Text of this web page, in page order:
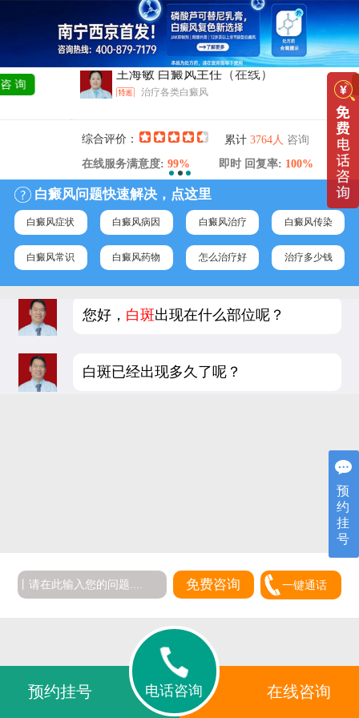
咨 询
王海敏 白癜风主任（在线）
治疗各类白癜风
综合评价： 累计 3764人 咨询
在线服务满意度:99% 即时 回复率:100%
白癜风问题快速解决，点这里
白癜风症状 白癜风病因 白癜风治疗 白癜风传染
白癜风常识 白癜风药物 怎么治疗好 治疗多少钱
您好， 白斑出现在什么部位呢？
白斑已经出现多久了呢？
免费咨询 一键通话
预约挂号 电话咨询 在线咨询
预
约
挂
号